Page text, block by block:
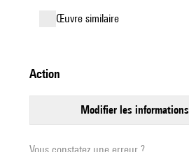
œuvre similaire
action
modifier les informations